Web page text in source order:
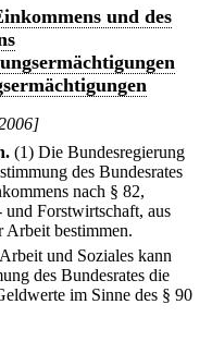
und des
(1) Die Bundesregierung
des Bundesrates
nach § 82,
und Forstwirtschaft, aus
Arbeit bestimmen.
und Soziales kann
des Bundesrates die
im Sinne des § 90